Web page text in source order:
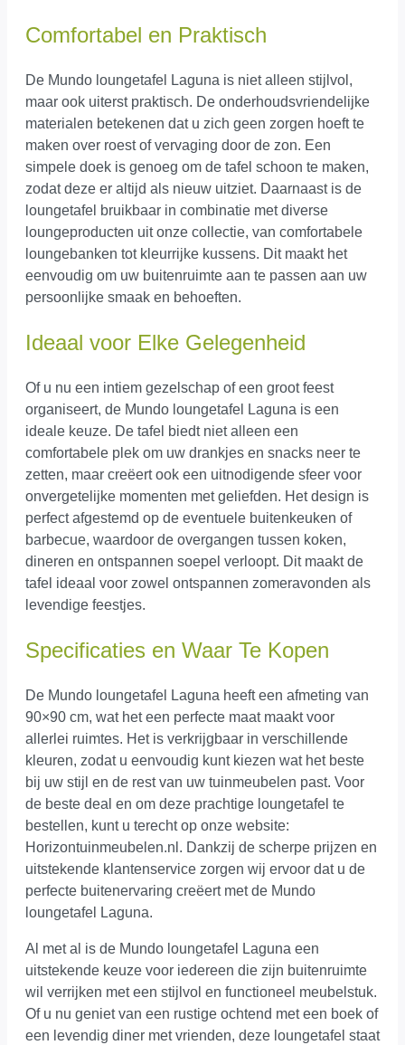
Comfortabel en Praktisch
De Mundo loungetafel Laguna is niet alleen stijlvol,
maar ook uiterst praktisch. De onderhoudsvriendelijke
materialen betekenen dat u zich geen zorgen hoeft te
maken over roest of vervaging door de zon. Een
simpele doek is genoeg om de tafel schoon te maken,
zodat deze er altijd als nieuw uitziet. Daarnaast is de
loungetafel bruikbaar in combinatie met diverse
loungeproducten uit onze collectie, van comfortabele
loungebanken tot kleurrijke kussens. Dit maakt het
eenvoudig om uw buitenruimte aan te passen aan uw
persoonlijke smaak en behoeften.
Ideaal voor Elke Gelegenheid
Of u nu een intiem gezelschap of een groot feest
organiseert, de Mundo loungetafel Laguna is een
ideale keuze. De tafel biedt niet alleen een
comfortabele plek om uw drankjes en snacks neer te
zetten, maar creëert ook een uitnodigende sfeer voor
onvergetelijke momenten met geliefden. Het design is
perfect afgestemd op de eventuele buitenkeuken of
barbecue, waardoor de overgangen tussen koken,
dineren en ontspannen soepel verloopt. Dit maakt de
tafel ideaal voor zowel ontspannen zomeravonden als
levendige feestjes.
Specificaties en Waar Te Kopen
De Mundo loungetafel Laguna heeft een afmeting van
90×90 cm, wat het een perfecte maat maakt voor
allerlei ruimtes. Het is verkrijgbaar in verschillende
kleuren, zodat u eenvoudig kunt kiezen wat het beste
bij uw stijl en de rest van uw tuinmeubelen past. Voor
de beste deal en om deze prachtige loungetafel te
bestellen, kunt u terecht op onze website:
Horizontuinmeubelen.nl. Dankzij de scherpe prijzen en
uitstekende klantenservice zorgen wij ervoor dat u de
perfecte buitenervaring creëert met de Mundo
loungetafel Laguna.
Al met al is de Mundo loungetafel Laguna een
uitstekende keuze voor iedereen die zijn buitenruimte
wil verrijken met een stijlvol en functioneel meubelstuk.
Of u nu geniet van een rustige ochtend met een boek of
een levendig diner met vrienden, deze loungetafel staat